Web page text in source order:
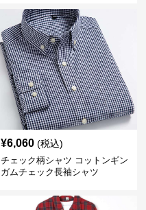
¥6,060 (税込)
チェック柄シャツ コットンギン
ガムチェック長袖シャツ